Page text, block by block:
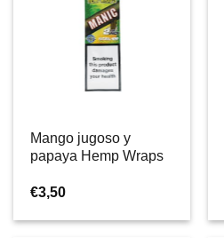
Mango jugoso y
papaya Hemp Wraps
€3,50